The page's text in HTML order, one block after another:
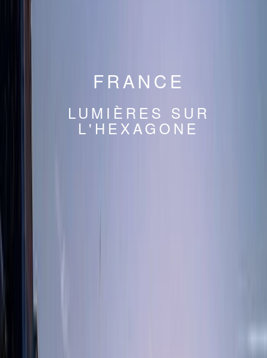
FRANCE
LUMIÈRES SUR
L'HEXAGONE